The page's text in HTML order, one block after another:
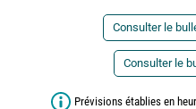
Consulter le
Consulter le
Prévisions établies en